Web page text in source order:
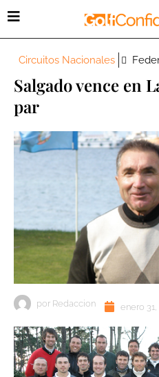
Circuitos Nacionales
Salgado vence en
par
por Redaccion enero 31,